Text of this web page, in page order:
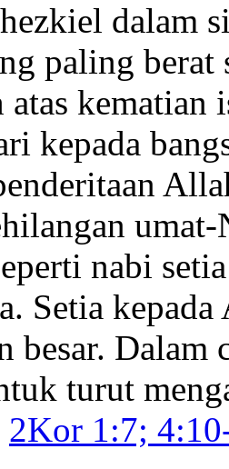
dalam
paling berat
atas
kepada
nabi
Setia
besar. Dalam
turut
2Kor 1:7;